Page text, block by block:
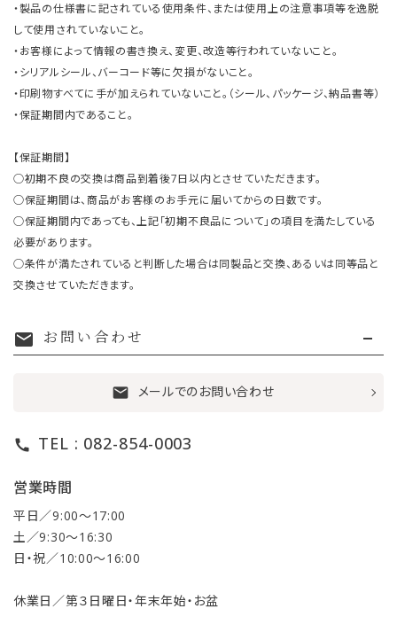
・製品の仕様書に記されている使用条件、または使用上の注意事項等を逸脱
して使用されていないこと。
・お客様によって情報の書き換え、変更、改造等行われていないこと。
・シリアルシール、バーコード等に欠損がないこと。
・印刷物すべてに手が加えられていないこと。（シール、パッケージ、納品書等）
・保証期間内であること。
【保証期間】
○初期不良の交換は商品到着後7日以内とさせていただきます。
○保証期間は、商品がお客様のお手元に届いてからの日数です。
○保証期間内であっても、上記「初期不良品について」の項目を満たしている
必要があります。
○条件が満たされていると判断した場合は同製品と交換、あるいは同等品と
交換させていただきます。
mail お問い合わせ
mail メールでのお問い合わせ
call TEL : 082-854-0003
営業時間
平日／9:00〜17:00
土／9:30〜16:30
日・祝／10:00〜16:00
休業日／第３日曜日・年末年始・お盆